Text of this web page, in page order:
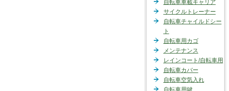
自転車車載キャリア
サイクルトレーナー
自転車チャイルドシー
ト
自転車用カゴ
メンテナンス
レインコート/自転車用
自転車カバー
自転車空気入れ
自転車用鍵